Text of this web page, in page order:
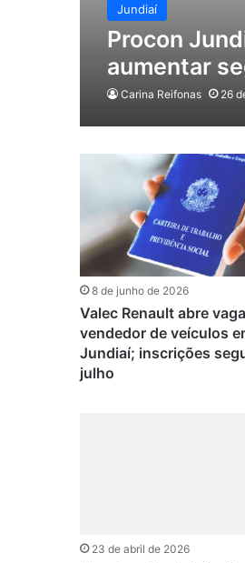
Jundiaí
Procon
aumentar
Carina Reifonas 26
8 de junho de 2026
Valec Renault abre
vendedor de veículos
Jundiaí; inscrições
julho
23 de abril de 2026